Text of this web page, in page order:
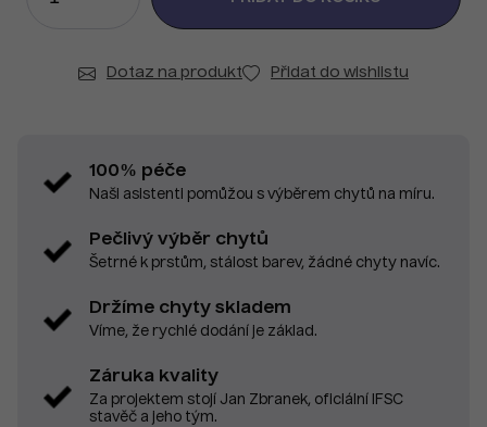
Dotaz na produkt Přidat do wishlistu
100% péče
Naši asistenti pomůžou s výběrem chytů na míru.
Pečlivý výběr chytů
Šetrné k prstům, stálost barev, žádné chyty navíc.
Držíme chyty skladem
Víme, že rychlé dodání je základ.
Záruka kvality
Za projektem stojí Jan Zbranek, oficiální IFSC
stavěč a jeho tým.